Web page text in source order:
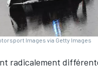
Images via Getty Images
radicalement